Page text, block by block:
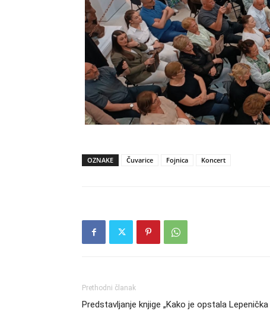
OZNAKE Čuvarice Fojnica Koncert
Prethodni članak
Predstavljanje knjige „Kako je opstala Lepenička